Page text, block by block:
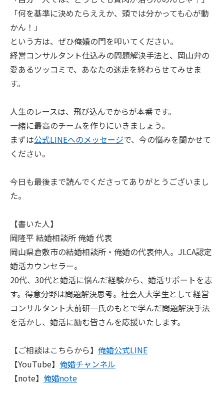
「何を基準に決めたらええか、頭では分かっても心が動
かん！」
という方は、ぜひ俺婚の門を叩いてください。
経営コンサルタント仕込みの問題解決手法と、岡山弁の
愛あるツッコミで、あなたの迷走を終わらせてみせま
す。
人生のレースは、飛び込んでからが本番です。
一緒に最高のチームを作りにいきましょう。
まずは公式LINEへのメッセージで、今の悩みを聞かせて
ください。
今日も最後まで読んでくださってありがとうございまし
た。
【書いた人】
岡隆平 結婚相談所 俺婚 代表
岡山県倉敷市の結婚相談所・俺婚の代表仲人。JLCA認定
婚活カウンセラー。
20代、30代と婚活に悩んだ経験から、婚活サポートを志
す。得意分野は問題解決思考。社会人大学生として経営
コンサルタント大前研一氏のもとで学んだ問題解決手法
を活かし、婚活に励む皆さんを応援いたします。
【ご相談はこちらから】 俺婚公式LINE
【YouTube】 俺婚チャンネル
【note】 俺婚note